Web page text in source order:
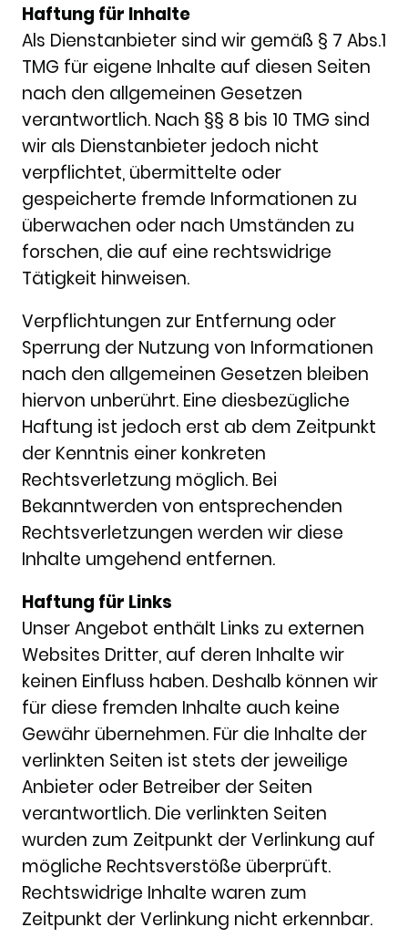
Haftung für Inhalte
Als Dienstanbieter sind wir gemäß § 7 Abs.1
TMG für eigene Inhalte auf diesen Seiten
nach den allgemeinen Gesetzen
verantwortlich. Nach §§ 8 bis 10 TMG sind
wir als Dienstanbieter jedoch nicht
verpflichtet, übermittelte oder
gespeicherte fremde Informationen zu
überwachen oder nach Umständen zu
forschen, die auf eine rechtswidrige
Tätigkeit hinweisen.
Verpflichtungen zur Entfernung oder
Sperrung der Nutzung von Informationen
nach den allgemeinen Gesetzen bleiben
hiervon unberührt. Eine diesbezügliche
Haftung ist jedoch erst ab dem Zeitpunkt
der Kenntnis einer konkreten
Rechtsverletzung möglich. Bei
Bekanntwerden von entsprechenden
Rechtsverletzungen werden wir diese
Inhalte umgehend entfernen.
Haftung für Links
Unser Angebot enthält Links zu externen
Websites Dritter, auf deren Inhalte wir
keinen Einfluss haben. Deshalb können wir
für diese fremden Inhalte auch keine
Gewähr übernehmen. Für die Inhalte der
verlinkten Seiten ist stets der jeweilige
Anbieter oder Betreiber der Seiten
verantwortlich. Die verlinkten Seiten
wurden zum Zeitpunkt der Verlinkung auf
mögliche Rechtsverstöße überprüft.
Rechtswidrige Inhalte waren zum
Zeitpunkt der Verlinkung nicht erkennbar.